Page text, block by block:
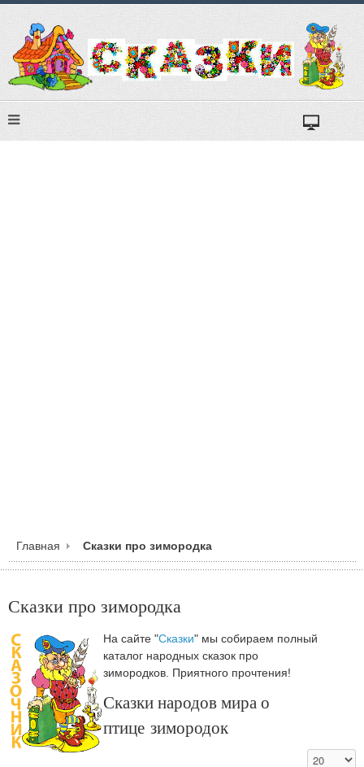
Главная Сказки про зимородка
Сказки про зимородка
На сайте "Сказки" мы собираем полный
каталог народных сказок про
зимородков. Приятного прочтения!
Сказки народов мира о
птице зимородок
Кол-во